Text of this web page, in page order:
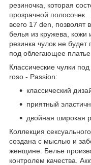
резиночка, которая
прозрачной полосочек.
всего 17 den, позволят
белья из кружева, кожи
резинка чулок не
под облегающее
Классические чулки
roso - Passion:
классический
приятный
двойная широкая
Коллекция
создана с мыслью и
женщине. Белье
контролем качества.